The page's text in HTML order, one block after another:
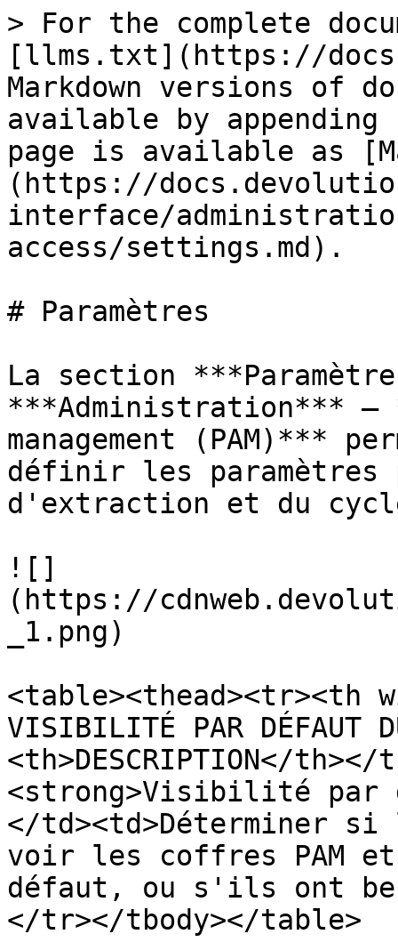
> For the complete
[llms.txt](https://
Markdown versions of
available by
page is available as
(https://
interface/
access/settings.md).
# Paramètres
La section
***Administration*** –
management (PAM)***
définir les
d'extraction et du
![]
(https://
_1.png)
<table><thead><tr><th
VISIBILITÉ PAR DÉFAUT
<th>DESCRIPTION</
<strong>Visibilité par
</td><td>Déterminer
voir les coffres PAM et
défaut, ou s'ils ont
</tr></tbody></table>